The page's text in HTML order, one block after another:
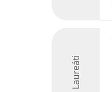
Laureáti